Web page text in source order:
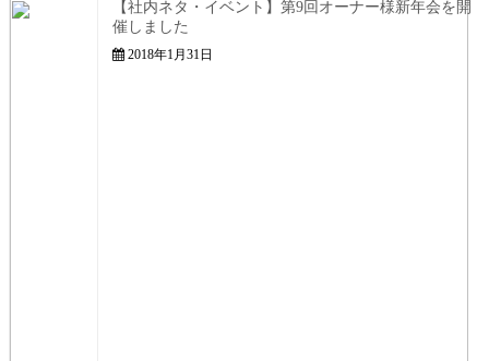
【社内ネタ・イベント】第9回オーナー様新年会を開
催しました
2018年1月31日